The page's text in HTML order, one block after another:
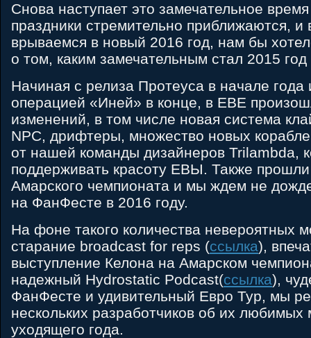
Снова наступает это замечательное
праздники стремительно приближаются, и
врываемся в новый 2016 год, нам бы
о том, каким замечательным стал 2015
Начиная с релиза Протеуса в начале года
операцией «Иней» в конце, в ЕВЕ
изменений, в том числе новая система
NPC, дрифтеры, множество новых
от нашей команды дизайнеров Trilambda,
поддерживать красоту ЕВЫ. Также
Амарского чемпионата и мы ждем не
на ФанФесте в 2016 году.
На фоне такого количества невероятных
старание broadcast for reps (ссылка),
выступление Келона на Амарском
надежный Hydrostatic Podcast(ссылка),
ФанФесте и удивительный Евро Тур, мы
нескольких разработчиков об их любимых
уходящего года.